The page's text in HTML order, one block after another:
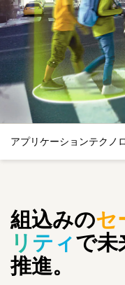
アプリケーションテクノ
組込みのセ
リティで未
推進。